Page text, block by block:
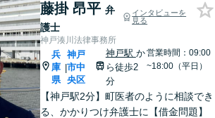
藤掛 昂平 弁
護士
インタビューを
見る
神戸湊川法律事務所
兵
庫
県
|
神戸
市中
央区
神戸駅 か
ら徒歩2
分
営業時間：09:00
~18:00（平日）
【神戸駅2分】町医者のように相談でき
る、かかりつけ弁護士に【借金問題】